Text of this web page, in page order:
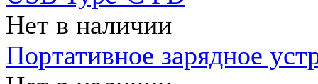
Нет в наличии
Портативное зарядное